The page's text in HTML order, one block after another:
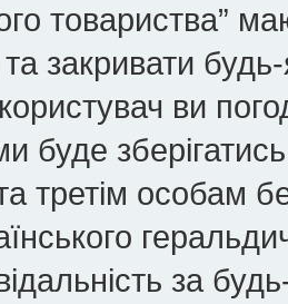
товариства”
закривати
ви
буде
третім особам
за